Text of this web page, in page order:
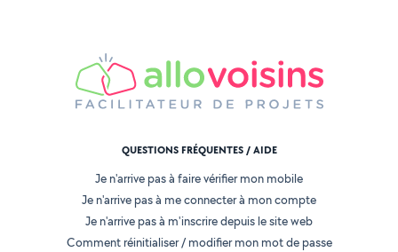
QUESTIONS FRÉQUENTES / AIDE
Je n'arrive pas à faire vérifier mon mobile
Je n'arrive pas à me connecter à mon compte
Je n'arrive pas à m'inscrire depuis le site web
Comment réinitialiser / modifier mon mot de passe